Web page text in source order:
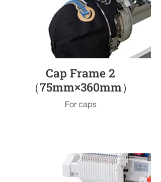
Cap Frame 2
（75mm×360mm）
For caps